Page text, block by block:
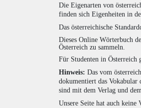
Die Eigenarten von
finden sich Eigenheiten in
Das österreichische
Dieses Online Wörterbuch
Österreich zu sammeln.
Für Studenten in Österreich
Hinweis: Das vom
dokumentiert das Vokabular
sind mit dem Verlag und
Unsere Seite hat auch keine